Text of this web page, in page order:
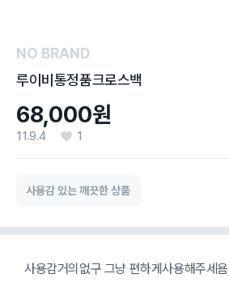
NO BRAND
루이비통정품크로스백
68,000원
11.9.4 1
사용감 있는 깨끗한 상품
사용감거의없구 그냥 편하게사용해주세욤